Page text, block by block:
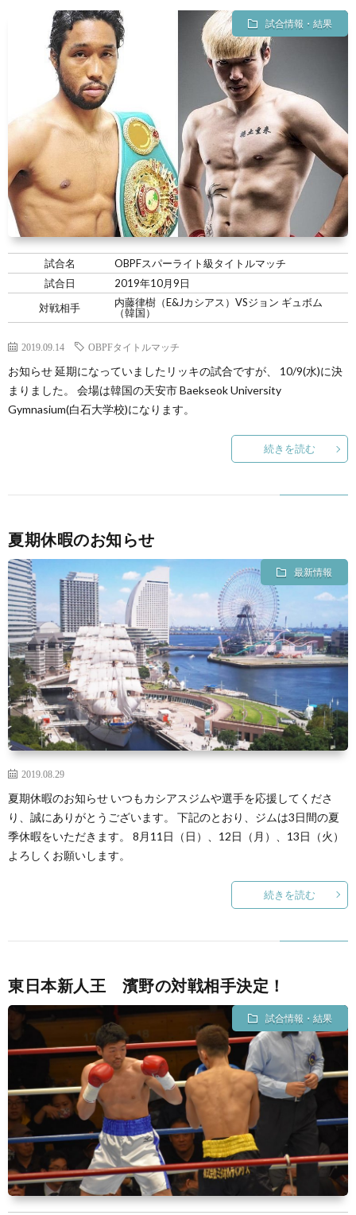
試合情報・結果
試合名
OBPFスパーライト級タイトルマッチ
試合日
2019年10月9日
対戦相手
内藤律樹（E&Jカシアス）VSジョン ギュボム
（韓国）
2019.09.14 OBPFタイトルマッチ
お知らせ 延期になっていましたリッキの試合ですが、 10/9(水)に決
まりました。 会場は韓国の天安市 Baekseok University
Gymnasium(白石大学校)になります。
続きを読む
夏期休暇のお知らせ
最新情報
2019.08.29
夏期休暇のお知らせ いつもカシアスジムや選手を応援してくださ
り、誠にありがとうございます。 下記のとおり、ジムは3日間の夏
季休暇をいただきます。 8月11日（日）、12日（月）、13日（火）
よろしくお願いします。
続きを読む
東日本新人王 濱野の対戦相手決定！
試合情報・結果